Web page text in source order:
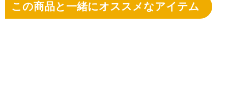
この商品と一緒にオススメなアイテム